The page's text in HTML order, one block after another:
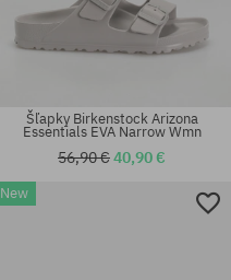
Dostupné veľkosti:
Šľapky Birkenstock Arizona
Essentials EVA Narrow Wmn
56,90 €40,90 €
New